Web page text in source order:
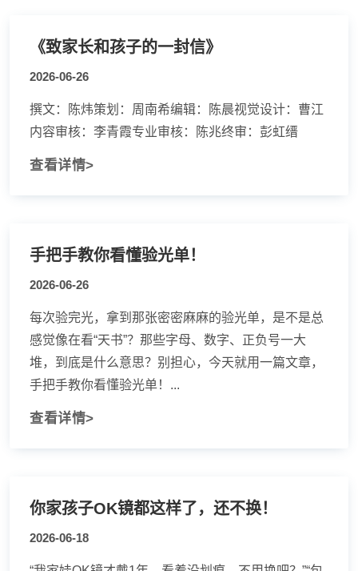
《致家长和孩子的一封信》
2026-06-26
撰文：陈炜策划：周南希编辑：陈晨视觉设计：曹江
内容审核：李青霞专业审核：陈兆终审：彭虹缙
查看详情>
手把手教你看懂验光单！
2026-06-26
每次验完光，拿到那张密密麻麻的验光单，是不是总
感觉像在看“天书”？那些字母、数字、正负号一大
堆，到底是什么意思？别担心，今天就用一篇文章，
手把手教你看懂验光单！...
查看详情>
你家孩子OK镜都这样了，还不换！
2026-06-18